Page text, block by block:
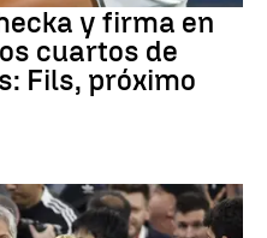
y firma en
cuartos de
Fils, próximo